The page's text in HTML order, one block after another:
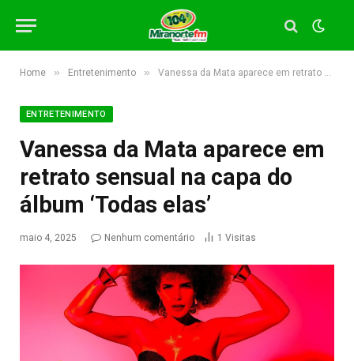
Home » Entretenimento » Vanessa da Mata aparece em retrato sensual na capa do álbum ‘Todas elas’
ENTRETENIMENTO
Vanessa da Mata aparece em
retrato sensual na capa do
álbum ‘Todas elas’
maio 4, 2025 Nenhum comentário 1 Visitas